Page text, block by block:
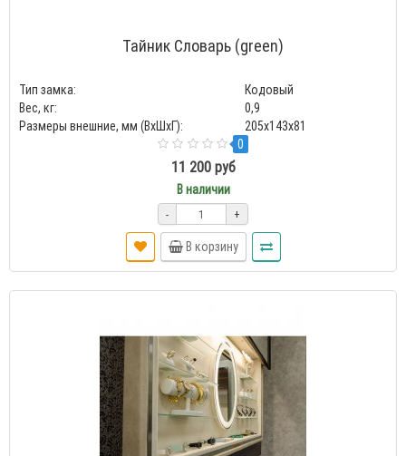
Тайник Словарь (green)
Тип замка:
Кодовый
Вес, кг:
0,9
Размеры внешние, мм (ВхШхГ):
205x143x81
0
11 200 руб
В наличии
- +
В корзину